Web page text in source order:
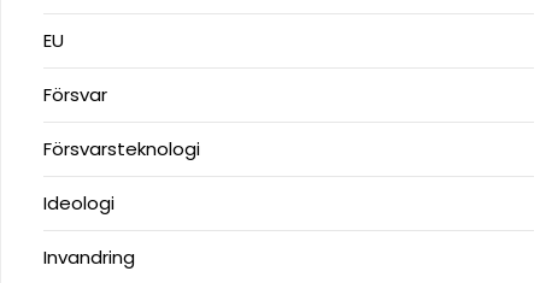
EU
Försvar
Försvarsteknologi
Ideologi
Invandring